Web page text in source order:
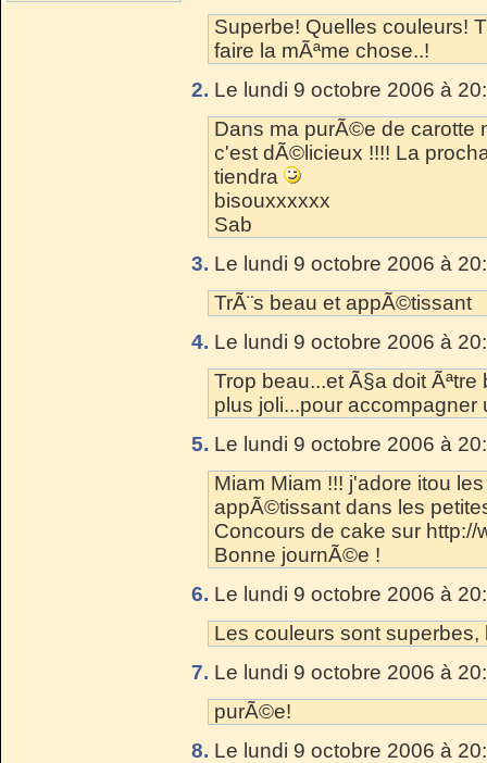
Superbe! Quelles couleurs!
faire la mÃªme chose..!
2. Le lundi 9 octobre 2006 à
Dans ma purÃ©e de carotte
c'est dÃ©licieux !!!! La
tiendra
bisouxxxxxx
Sab
3. Le lundi 9 octobre 2006 à
TrÃ¨s beau et appÃ©tissant
4. Le lundi 9 octobre 2006 à
Trop beau...et Ã§a doit
plus joli...pour accompagner
5. Le lundi 9 octobre 2006 à
Miam Miam !!! j'adore itou
appÃ©tissant dans les
Concours de cake sur http://
Bonne journÃ©e !
6. Le lundi 9 octobre 2006 à
Les couleurs sont superbes,
7. Le lundi 9 octobre 2006 à
purÃ©e!
8. Le lundi 9 octobre 2006 à